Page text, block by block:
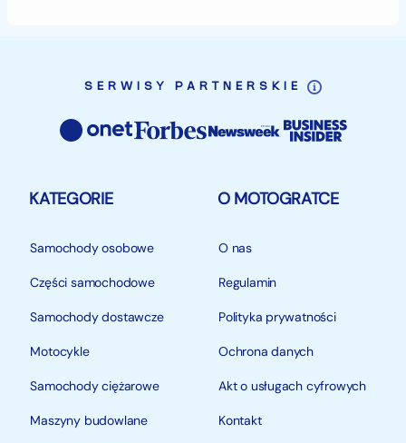
SERWISY PARTNERSKIE
KATEGORIE
Samochody osobowe
Części samochodowe
Samochody dostawcze
Motocykle
Samochody ciężarowe
Maszyny budowlane
O MOTOGRATCE
O nas
Regulamin
Polityka prywatności
Ochrona danych
Akt o usługach cyfrowych
Kontakt